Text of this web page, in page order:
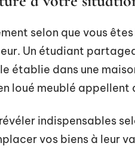
selon que vous
Un étudiant
établie dans une
loué meublé
indispensables
vos biens à leur